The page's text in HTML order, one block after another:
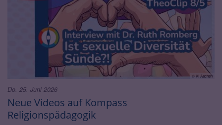
© KI Aachen
Neue Videos auf Kompass
Religionspädagogik
Do. 25. Juni 2026